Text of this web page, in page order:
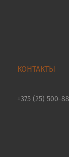
+375 (25) 500-